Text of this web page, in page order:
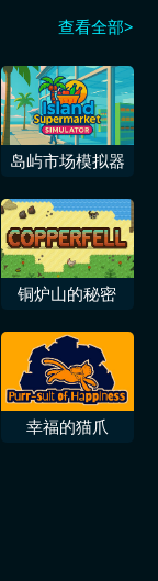
查看全部>
岛屿市场模拟器
铜炉山的秘密
幸福的猫爪